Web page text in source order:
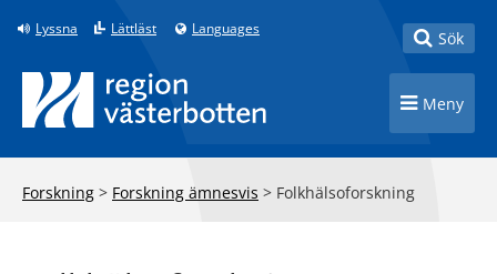
Till innehåll på sidan
Lyssna Lättläst Languages Toggle
Sök
Toggle
Meny
Forskning > Forskning ämnesvis > Folkhälsoforskning